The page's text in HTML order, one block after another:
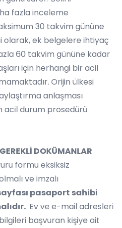
fazla inceleme
30 takvim gününe
olarak, ek belgelere ihtiyaç
60 takvim gününe kadar
için herhangi bir acil
Orijin ülkesi
anlaşması
acil durum prosedürü
DOKÜMANLAR
formu eksiksiz
ve imzalı
pasaport sahibi
Ev ve e-mail adresleri
başvuran kişiye ait